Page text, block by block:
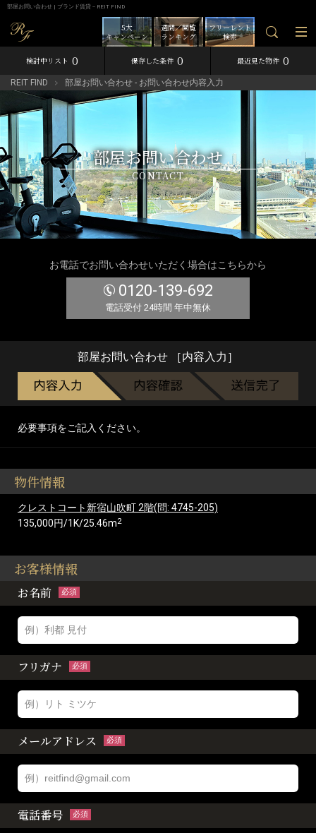
部屋お問い合わせ | ブランド賃貸－REIT FIND
フリーレント
検索
週間／閲覧
ランキング
5大
キャンペーン
検討中リスト 0 保存した条件 0 最近見た物件 0
REIT FIND 部屋お問い合わせ - お問い合わせ内容入力
部屋お問い合わせ
CONTACT
お電話でお問い合わせいただく場合はこちらから
0120-139-692
電話受付 24時間 年中無休
部屋お問い合わせ ［内容入力］
必要事項をご記入ください。
物件情報
クレストコート新宿山吹町 2階(問: 4745-205)
135,000円/1K/25.46m2
お客様情報
お名前 必須
フリガナ 必須
メールアドレス 必須
電話番号 必須